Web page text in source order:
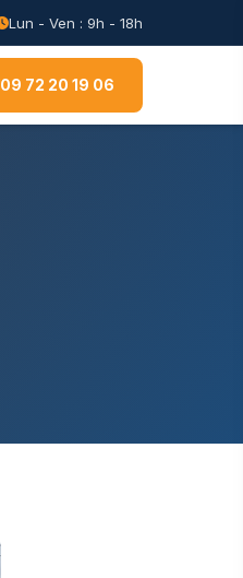
Lun - Ven : 9h - 18h
09 72 20 19 06